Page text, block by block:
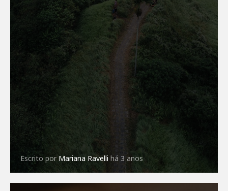
Escrito porMariana Ravelli há 3 anos